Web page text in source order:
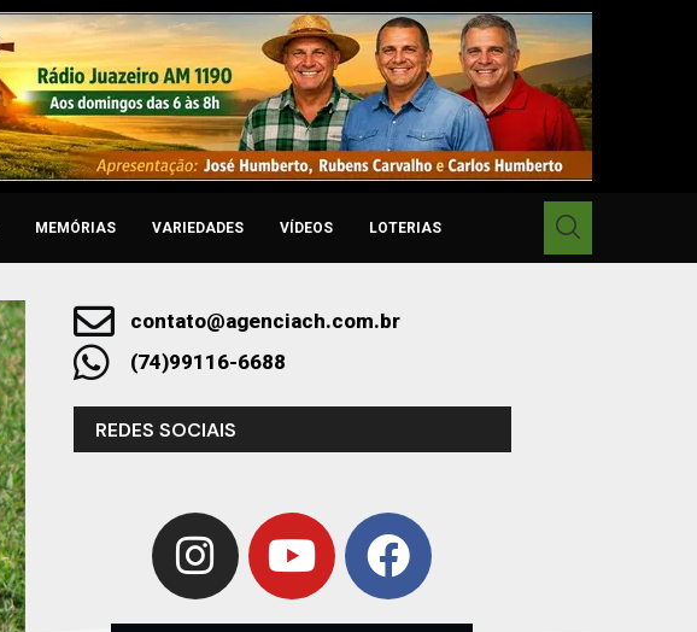
MEMÓRIAS VARIEDADES VÍDEOS LOTERIAS
contato@agenciach.com.br
(74)99116-6688
REDES SOCIAIS